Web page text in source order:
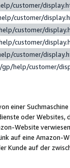
customer/
customer/
customer/
customer/
customer/
help/customer/
einer
oder Websites,
Website
auf eine
Kunde auf der